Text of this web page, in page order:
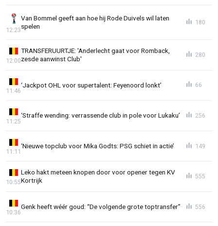
Van Bommel geeft aan hoe hij Rode Duivels wil laten
spelen
12:23
180
TRANSFERUURTJE: 'Anderlecht gaat voor Romback,
zesde aanwinst Club'
12:00
280
‘Jackpot OHL voor supertalent: Feyenoord lonkt’
11:46
66
‘Straffe wending: verrassende club in pole voor Lukaku’
11:25
256
‘Nieuwe topclub voor Mika Godts: PSG schiet in actie’
11:11
149
Leko hakt meteen knopen door voor opener tegen KV
Kortrijk
10:55
555
Genk heeft wéér goud: “De volgende grote toptransfer”
10:36
556